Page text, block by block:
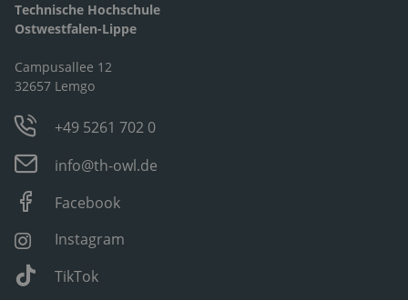
Technische Hochschule
Ostwestfalen-Lippe
Campusallee 12
32657 Lemgo
+49 5261 702 0
info@th-owl.de
Facebook
Instagram
TikTok